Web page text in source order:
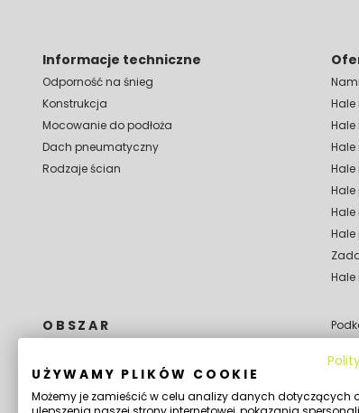
Informacje techniczne
Odporność na śnieg
Konstrukcja
Mocowanie do podłoża
Dach pneumatyczny
Rodzaje ścian
Hale
OBSZAR
Kujawsko Pomorskie
Lubuskie
UŻYWAMY PLIKÓW COOKIE
Możemy je zamieścić w celu analizy danych dotyczących